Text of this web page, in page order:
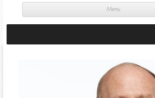
Menu